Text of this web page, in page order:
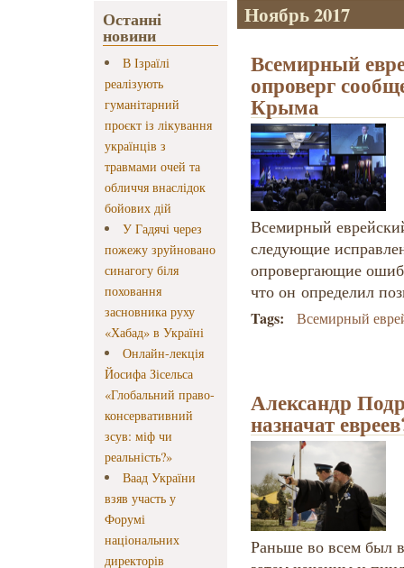
Останні
новини
В Ізраїлі
реалізують
гуманітарний
проєкт із лікування
українців з
травмами очей та
обличчя внаслідок
бойових дій
У Гадячі через
пожежу зруйновано
синагогу біля
поховання
засновника руху
«Хабад» в Україні
Онлайн-лекція
Йосифа Зісельса
«Глобальний право-
консервативний
зсув: міф чи
реальність?»
Ваад України
взяв участь у
Форумі
національних
директорів
Ноябрь 2017
Всемирный
опроверг
Крыма
Всемирный
следующие
опровергающие
что он определил
Tags: Всемирный
Александр
назначат
Раньше во всем был